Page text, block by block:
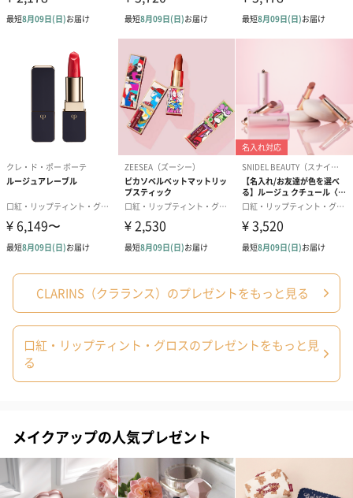
あり（280円）
メッセージカード（通常・写真・グリーティング）
誕生日や結婚祝い・出産祝いなど、様々なシーンのメッセージカ
ードを同梱します。
メッセージカードや封筒のデザインは一部変更する場合がありま
写真付きメッセージカ
ード（680円）
写真付きメッセージカ
ード（Thank you）ピ
ンク（680円）
【誕生日】
Birthday ホワ
刷なし）（
ギフトラッピングを施してお届けします。
CLARINS（クラランス）のプレゼントをもっと見る
口紅・リップティント・グロスのプレゼントをもっと見
る
メイクアップの人気プレゼント